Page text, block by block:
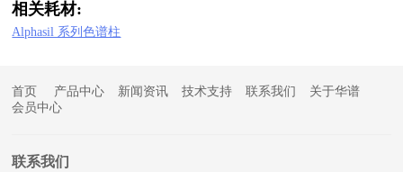
相关耗材:
Alphasil 系列色谱柱
首页 产品中心 新闻资讯 技术支持 联系我们
关于华谱
会员中心
联系我们